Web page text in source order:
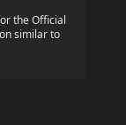
the Official
similar to